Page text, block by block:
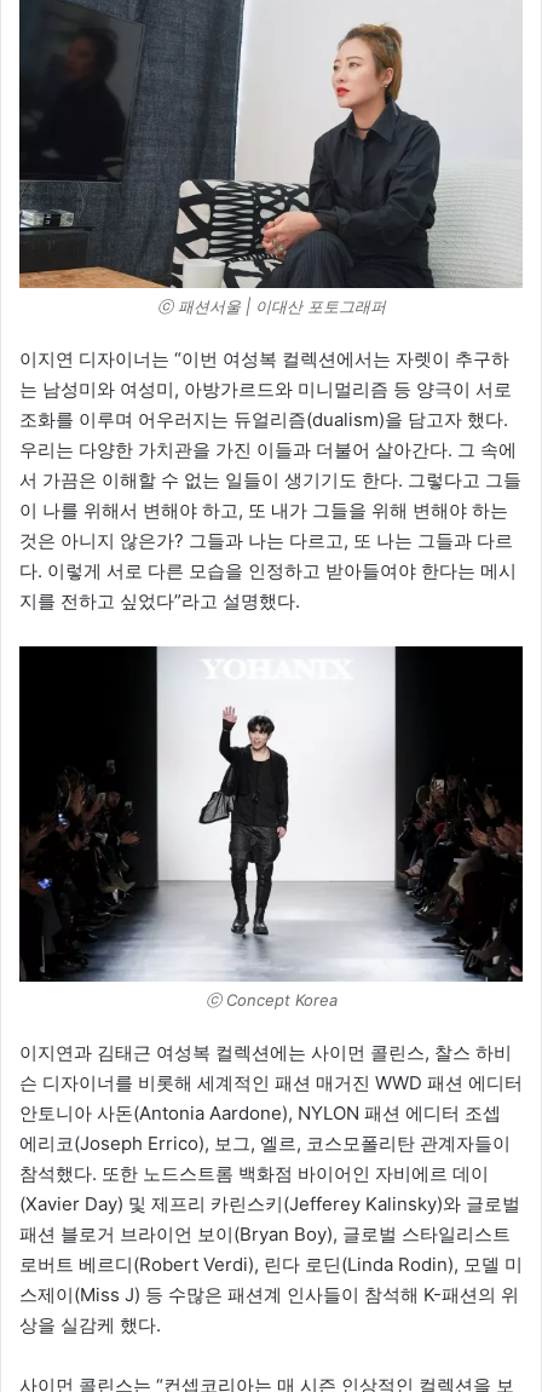
ⓒ 패션서울 | 이대산 포토그래퍼
이지연 디자이너는 “이번 여성복 컬렉션에서는 자렛이 추구하
는 남성미와 여성미, 아방가르드와 미니멀리즘 등 양극이 서로
조화를 이루며 어우러지는 듀얼리즘(dualism)을 담고자 했다.
우리는 다양한 가치관을 가진 이들과 더불어 살아간다. 그 속에
서 가끔은 이해할 수 없는 일들이 생기기도 한다. 그렇다고 그들
이 나를 위해서 변해야 하고, 또 내가 그들을 위해 변해야 하는
것은 아니지 않은가? 그들과 나는 다르고, 또 나는 그들과 다르
다. 이렇게 서로 다른 모습을 인정하고 받아들여야 한다는 메시
지를 전하고 싶었다”라고 설명했다.
ⓒ Concept Korea
이지연과 김태근 여성복 컬렉션에는 사이먼 콜린스, 찰스 하비
슨 디자이너를 비롯해 세계적인 패션 매거진 WWD 패션 에디터
안토니아 사돈(Antonia Aardone), NYLON 패션 에디터 조셉
에리코(Joseph Errico), 보그, 엘르, 코스모폴리탄 관계자들이
참석했다. 또한 노드스트롬 백화점 바이어인 자비에르 데이
(Xavier Day) 및 제프리 카린스키(Jefferey Kalinsky)와 글로벌
패션 블로거 브라이언 보이(Bryan Boy), 글로벌 스타일리스트
로버트 베르디(Robert Verdi), 린다 로딘(Linda Rodin), 모델 미
스제이(Miss J) 등 수많은 패션계 인사들이 참석해 K-패션의 위
상을 실감케 했다.
사이먼 콜린스는 “컨셉코리아는 매 시즌 인상적인 컬렉션을 보